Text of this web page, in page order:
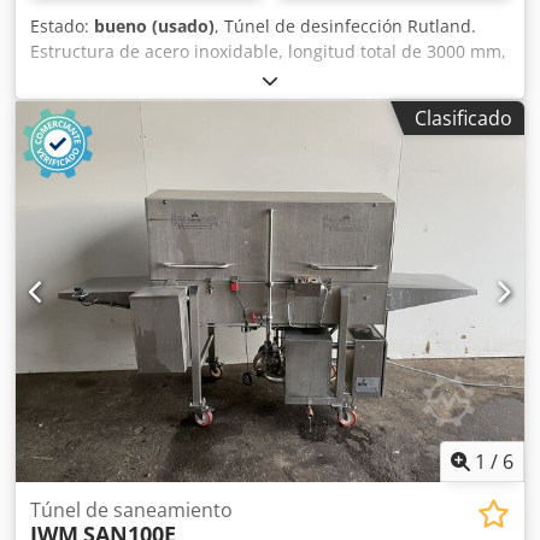
Estado: bueno (usado), Túnel de desinfección Rutland.
Estructura de acero inoxidable, longitud total de 3000 mm,
anchura de la banda de 370 mm, altura máxima del
producto de 500 mm, velocidad variable, 3 fases. Dksdpfx
Abjh Hym Toqer
Clasificado
1 / 6
Túnel de saneamiento